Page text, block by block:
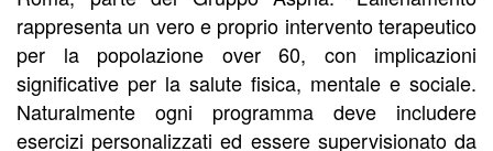
rappresenta un vero e proprio intervento terapeutico
per la popolazione over 60, con implicazioni
significative per la salute fisica, mentale e sociale.
Naturalmente ogni programma deve includere
esercizi personalizzati ed essere supervisionato da